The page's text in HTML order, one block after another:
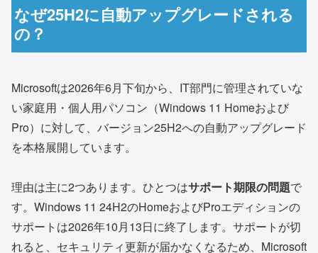
なぜ25H2に自動アップグレードされる
の？
Microsoftは2026年6月下旬から、IT部門に管理されていな
い家庭用・個人用パソコン（Windows 11 Homeおよび
Pro）に対して、バージョン25H2への自動アップグレード
を本格展開しています。
理由は主に2つあります。ひとつはサポート期限の問題で
す。Windows 11 24H2のHomeおよびProエディションの
サポートは2026年10月13日に終了します。サポートが切
れると、セキュリティ更新が届かなくなるため、Microsoft